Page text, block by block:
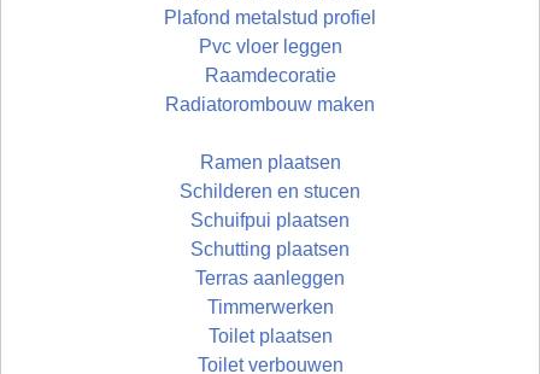
Plafond metalstud profiel
Pvc vloer leggen
Raamdecoratie
Radiatorombouw maken
Ramen plaatsen
Schilderen en stucen
Schuifpui plaatsen
Schutting plaatsen
Terras aanleggen
Timmerwerken
Toilet plaatsen
Toilet verbouwen